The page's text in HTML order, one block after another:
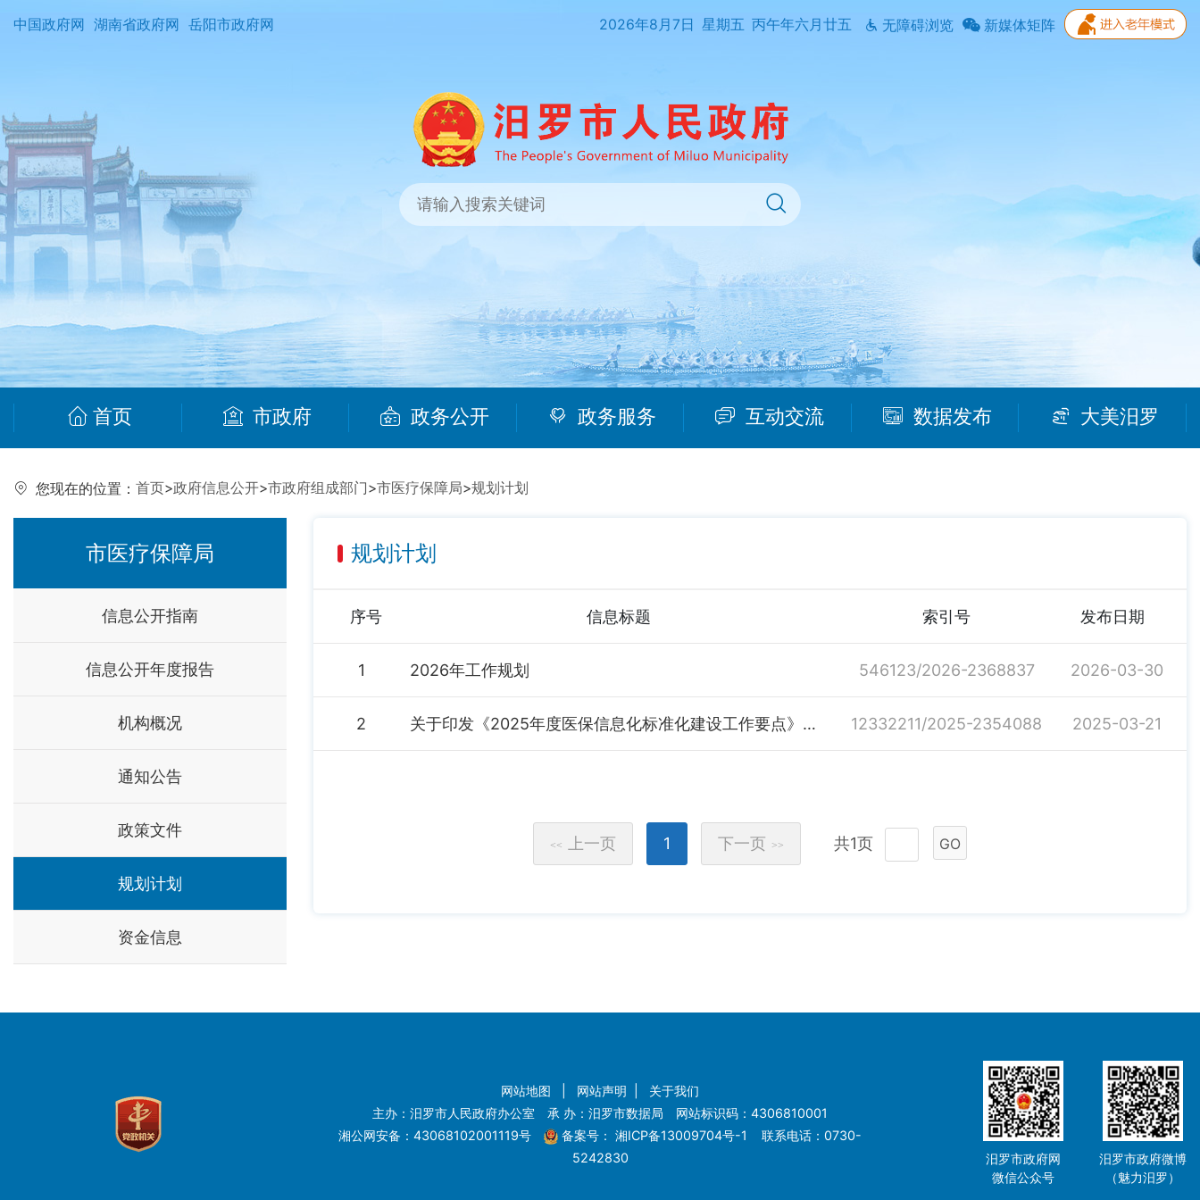
中国政府网 湖南省政府网 岳阳市政府网 2026年8月7日 星期五 丙午年六月廿五 无障碍浏览 新媒体矩阵
首页 市政府 政务公开 政务服务 互动交流 数据发布 大美汨罗
您现在的位置： 首页>政府信息公开>市政府组成部门>市医疗保障局>规划计划
市医疗保障局
信息公开指南
信息公开年度报告
机构概况
通知公告
政策文件
规划计划
资金信息
规划计划
序号 信息标题 索引号 发布日期
1 2026年工作规划 546123/2026-2368837 2026-03-30
2 关于印发《2025年度医保信息化标准化建设工作要点》的通知 12332211/2025-2354088 2025-03-21
<< 上一页 1 下一页 >> 共1页 GO
网站地图 网站声明
关于我们
主办：汨罗市人民政府办公室 承 办：汨罗市数据局 网站标识码：4306810001
湘公网安备：43068102001119号
备案号： 湘ICP备13009704号-1
联系电话：0730-
5242830
汨罗市政府网
微信公众号
汨罗市政府微博
（魅力汨罗）